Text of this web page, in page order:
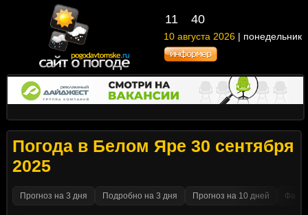
11 40
10 августа 2026 | понедельник
Погода в Белом Яре 30 сентября
2025
Прогноз на 3 дня Подробно на 3 дня Прогноз на 10 дней